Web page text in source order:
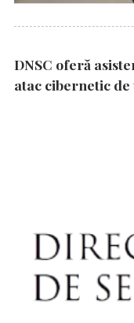
DNSC oferă
atac cibernetic